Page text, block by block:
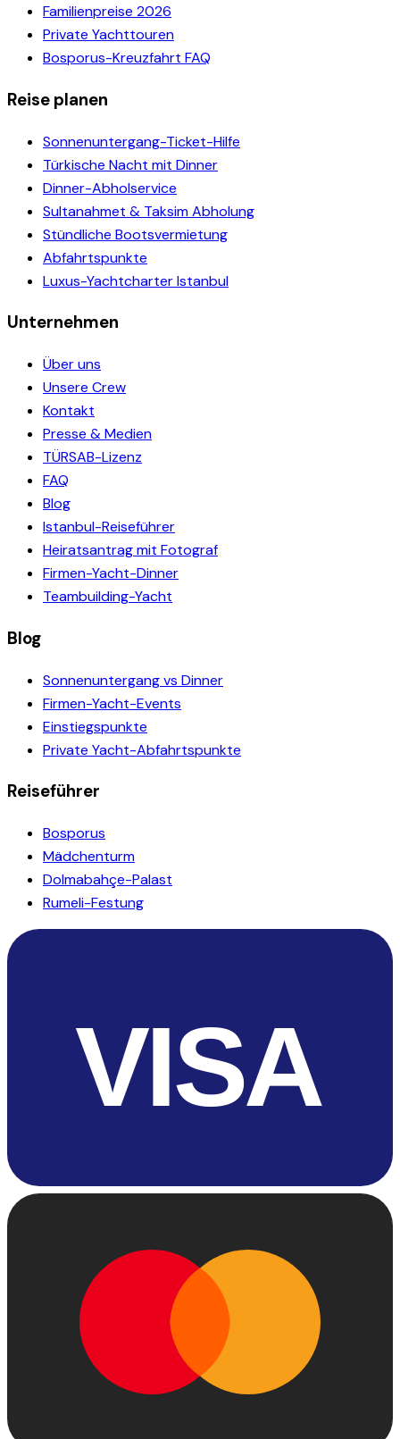
Familienpreise 2026
Private Yachttouren
Bosporus-Kreuzfahrt FAQ
Reise planen
Sonnenuntergang-Ticket-Hilfe
Türkische Nacht mit Dinner
Dinner-Abholservice
Sultanahmet & Taksim Abholung
Stündliche Bootsvermietung
Abfahrtspunkte
Luxus-Yachtcharter Istanbul
Unternehmen
Über uns
Unsere Crew
Kontakt
Presse & Medien
TÜRSAB-Lizenz
FAQ
Blog
Istanbul-Reiseführer
Heiratsantrag mit Fotograf
Firmen-Yacht-Dinner
Teambuilding-Yacht
Blog
Sonnenuntergang vs Dinner
Firmen-Yacht-Events
Einstiegspunkte
Private Yacht-Abfahrtspunkte
Reiseführer
Bosporus
Mädchenturm
Dolmabahçe-Palast
Rumeli-Festung
VISA